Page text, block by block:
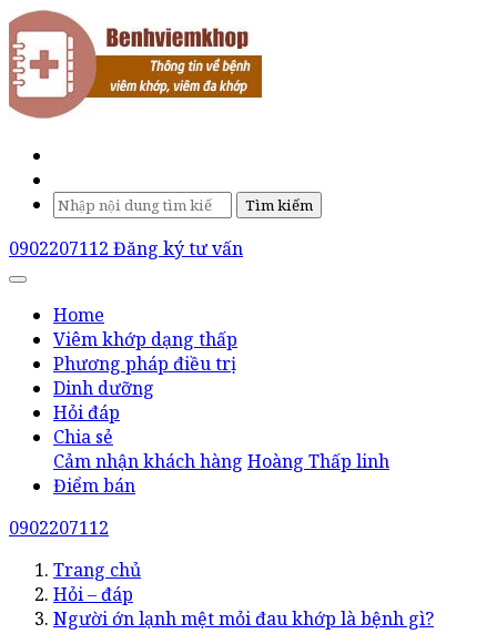
Tìm kiếm
0902207112 Đăng ký tư vấn
Home
Viêm khớp dạng thấp
Phương pháp điều trị
Dinh dưỡng
Hỏi đáp
Chia sẻ
Cảm nhận khách hàng Hoàng Thấp linh
Điểm bán
0902207112
Trang chủ
Hỏi – đáp
Người ớn lạnh mệt mỏi đau khớp là bệnh gì?